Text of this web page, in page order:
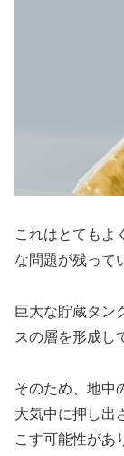
これはとてもよ
な問題が残って
巨大な貯蔵タン
スの層を形成し
そのため、地中
大気中に押し出
こす可能性があ